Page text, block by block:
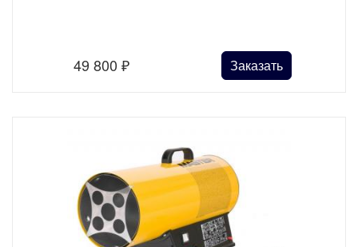
49 800₽ Заказать